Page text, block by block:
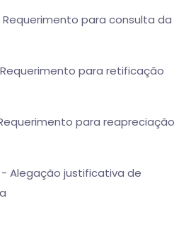
para consulta da
para retificação
para reapreciação
- Alegação justificativa de